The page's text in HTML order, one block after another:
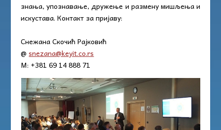
знања, упознавање, дружење и размену мишљења и
искустава. Контакт за пријаву:
Снежана Скочић Рајковић
@snezana@keyit.co.rs
M: +381 69 14 888 71